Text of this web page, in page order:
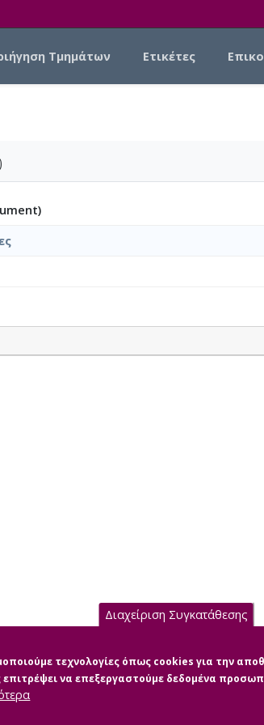
Τμημάτων Ετικέτες
Διαχείριση Συγκατάθεσης
τεχνολογίες όπως cookies για την
επιτρέψει να επεξεργαστούμε δεδομένα